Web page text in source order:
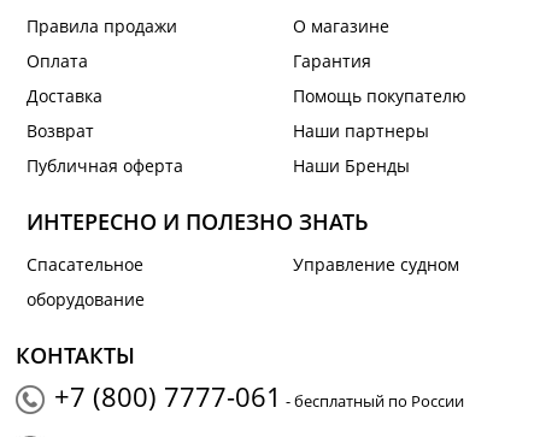
Правила продажи
Оплата
Доставка
Возврат
Публичная оферта
О магазине
Гарантия
Помощь покупателю
Наши партнеры
Наши Бренды
ИНТЕРЕСНО И ПОЛЕЗНО ЗНАТЬ
Спасательное
оборудование
Управление судном
КОНТАКТЫ
+7 (800) 7777-061 - бесплатный по России